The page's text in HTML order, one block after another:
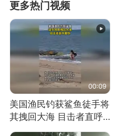
更多热门视频
00:09
美国渔民钓获鲨鱼徒手将
其拽回大海 目击者直呼
震惊 （视频来源：参考